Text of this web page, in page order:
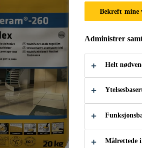
Bekreft mine
Administrer
Helt
Målrettede